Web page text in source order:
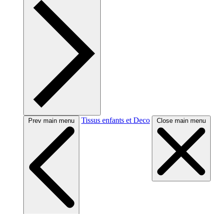
Prev main menu Tissus enfants et Deco Close main menu